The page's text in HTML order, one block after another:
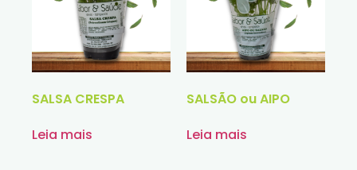
SALSA CRESPA
Leia mais
SALSÃO ou AIPO
Leia mais